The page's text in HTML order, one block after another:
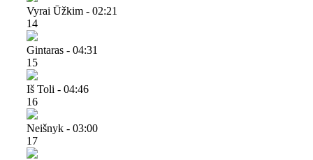
Vyrai Ūžkim - 02:21
14
Gintaras - 04:31
15
Iš Toli - 04:46
16
Neišnyk - 03:00
17